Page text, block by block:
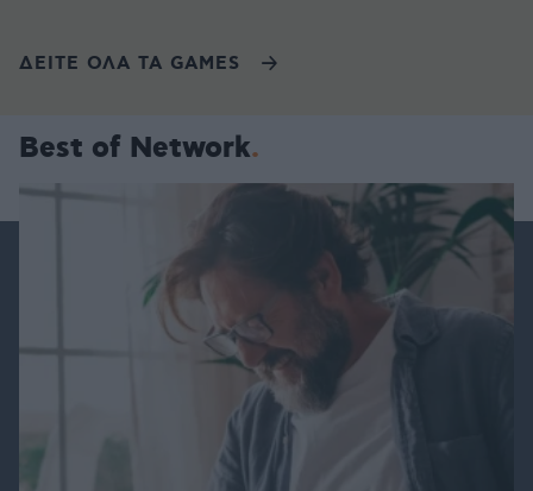
ΔΕΙΤΕ ΟΛΑ ΤΑ GAMES
Best of Network